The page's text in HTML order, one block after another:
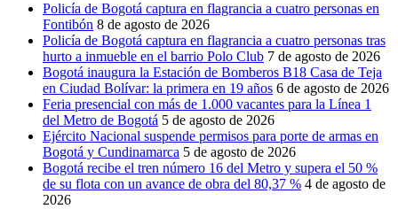
Policía de Bogotá captura en flagrancia a cuatro personas en
Fontibón 8 de agosto de 2026
Policía de Bogotá captura en flagrancia a cuatro personas tras
hurto a inmueble en el barrio Polo Club 7 de agosto de 2026
Bogotá inaugura la Estación de Bomberos B18 Casa de Teja
en Ciudad Bolívar: la primera en 19 años 6 de agosto de 2026
Feria presencial con más de 1.000 vacantes para la Línea 1
del Metro de Bogotá 5 de agosto de 2026
Ejército Nacional suspende permisos para porte de armas en
Bogotá y Cundinamarca 5 de agosto de 2026
Bogotá recibe el tren número 16 del Metro y supera el 50 %
de su flota con un avance de obra del 80,37 % 4 de agosto de
2026